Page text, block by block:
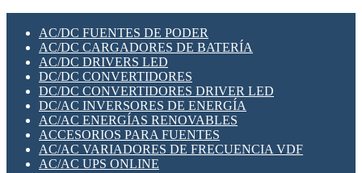
SWITCH Y MICROSWITCH
TARJETAS PI
UNIÓN Y DERIVACIÓN DE CABLE
PLACAS MODULARES IOT
SWITCHES Y REDES WIFI
SOLUCIONES IOT
SOLUCIONES LORAWAN
SOLUCIONES RED CELULAR
SEGURIDAD PARA REDES
SWITCHES LAN
TELEFONÍA IP (VOIP)
VIGILANCIA IP (CCTV)
MESHTASTIC
AC/DC FUENTES DE PODER
AC/DC CARGADORES DE BATERÍA
AC/DC DRIVERS LED
DC/DC CONVERTIDORES
DC/DC CONVERTIDORES DRIVER LED
DC/AC INVERSORES DE ENERGÍA
AC/AC ENERGÍAS RENOVABLES
ACCESORIOS PARA FUENTES
AC/AC VARIADORES DE FRECUENCIA VDF
AC/AC UPS ONLINE